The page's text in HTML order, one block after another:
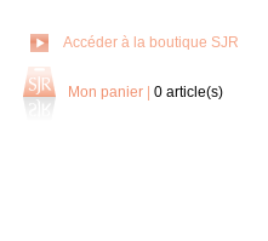
Accéder à la boutique SJR
Mon panier 0 article(s)